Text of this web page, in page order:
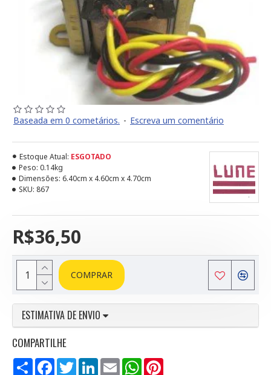
Baseada em 0 cometários. - Escreva um comentário
R$36,50
Estoque Atual: ESGOTADO
Peso: 0.14kg
Dimensões: 6.40cm x 4.60cm x 4.70cm
SKU: 867
COMPRAR
ESTIMATIVA DE ENVIO
COMPARTILHE
Compartilhar
FacebookTwitterLinkedInEmail WhatsApp